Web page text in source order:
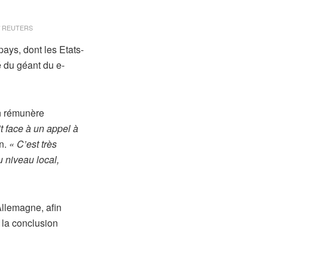
dont les Etats-
du géant du e-
rémunère
face à un appel à
« C’est très
niveau local,
afin
conclusion